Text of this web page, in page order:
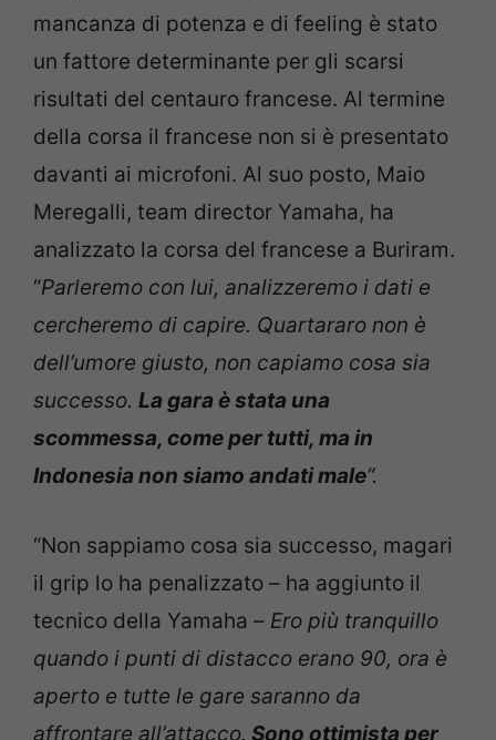
mancanza di potenza e di feeling è stato
un fattore determinante per gli scarsi
risultati del centauro francese. Al termine
della corsa il francese non si è presentato
davanti ai microfoni. Al suo posto, Maio
Meregalli, team director Yamaha, ha
analizzato la corsa del francese a Buriram.
“Parleremo con lui, analizzeremo i dati e
cercheremo di capire. Quartararo non è
dell’umore giusto, non capiamo cosa sia
successo. La gara è stata una
scommessa, come per tutti, ma in
Indonesia non siamo andati male“.
“Non sappiamo cosa sia successo, magari
il grip lo ha penalizzato – ha aggiunto il
tecnico della Yamaha – Ero più tranquillo
quando i punti di distacco erano 90, ora è
aperto e tutte le gare saranno da
affrontare all’attacco. Sono ottimista per